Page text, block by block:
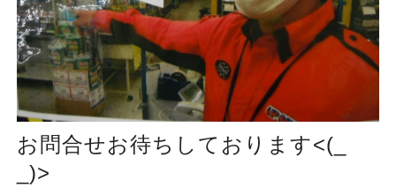
お問合せお待ちしております<(_
_)>